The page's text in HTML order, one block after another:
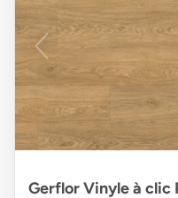
Gerflor Vinyle à clic